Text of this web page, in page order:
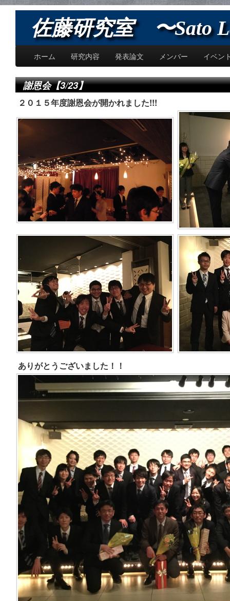
佐藤研究室 〜Sato
ホーム 研究内容 発表論文 メンバー イベン
謝恩会【3/23】
２０１５年度謝恩会が開かれました!!!
ありがとうございました！！